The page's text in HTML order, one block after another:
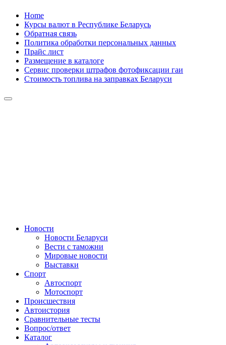
Skip
content
Home
Курсы валют в Республике Беларусь
Обратная связь
Политика обработки персональных данных
Прайс лист
Размещение в каталоге
Сервис проверки штрафов фотофиксации гаи
Стоимость топлива на заправках Беларуси
Сайт про автомобили
Новости
Новости Беларуси
Вести с таможни
Мировые новости
Выставки
Спорт
Автоспорт
Мотоспорт
Происшествия
Автоистория
Сравнительные тесты
Вопрос/ответ
Каталог